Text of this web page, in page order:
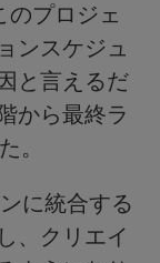
のプロジェ
ンスケジュ
と言えるだ
から最終ラ
。
に統合する
、クリエイ